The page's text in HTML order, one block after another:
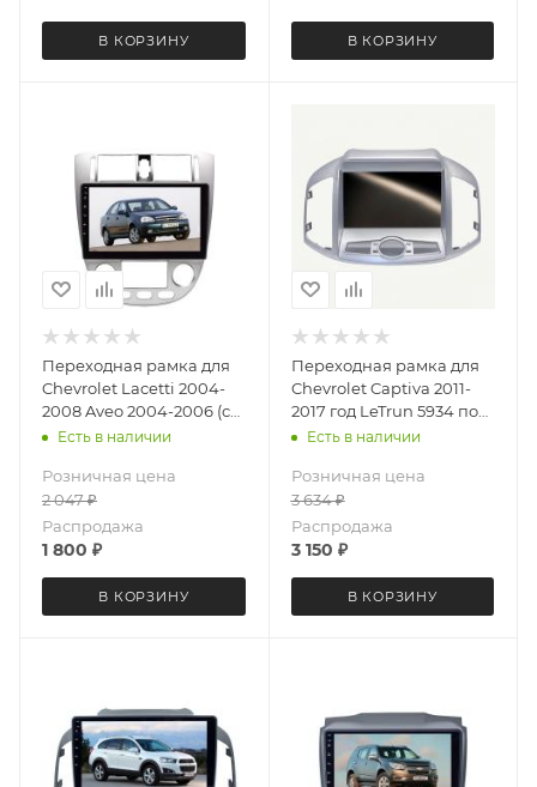
В КОРЗИНУ В КОРЗИНУ
Переходная рамка для
Chevrolet Lacetti 2004-
2008 Aveo 2004-2006 (с
климат контролем)
магнитолу 10 дюймов
Есть в наличии
Розничная цена
2 047₽
Распродажа
1 800 ₽
В КОРЗИНУ
Переходная рамка для
Chevrolet Captiva 2011-
2017 год LeTrun 5934 под
базовую магнитолу 9
Есть в наличии
Розничная цена
3 634₽
Распродажа
3 150 ₽
В КОРЗИНУ